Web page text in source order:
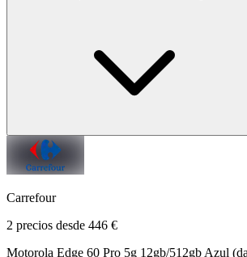
Carrefour
2 precios desde 446 €
Motorola Edge 60 Pro 5g 12gb/512gb Azul